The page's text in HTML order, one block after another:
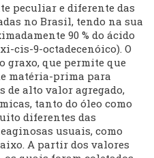
peculiar e diferente das
no Brasil, tendo na sua
90 % do ácido
cis-9-octadecenóico). O
graxo, que permite que
matéria-prima para
de alto valor agregado,
tanto do óleo como
diferentes das
usuais, como
A partir dos valores